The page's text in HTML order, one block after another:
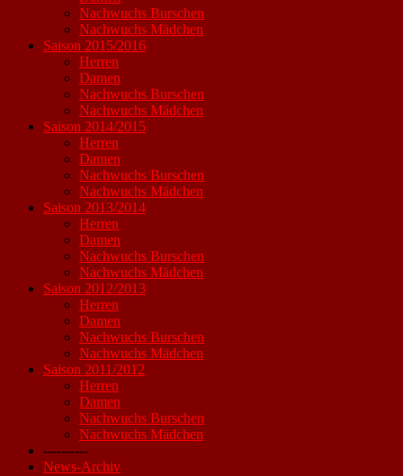
Nachwuchs Burschen
Nachwuchs Mädchen
Saison 2015/2016
Herren
Damen
Nachwuchs Burschen
Nachwuchs Mädchen
Saison 2014/2015
Herren
Damen
Nachwuchs Burschen
Nachwuchs Mädchen
Saison 2013/2014
Herren
Damen
Nachwuchs Burschen
Nachwuchs Mädchen
Saison 2012/2013
Herren
Damen
Nachwuchs Burschen
Nachwuchs Mädchen
Saison 2011/2012
Herren
Damen
Nachwuchs Burschen
Nachwuchs Mädchen
----------
News-Archiv